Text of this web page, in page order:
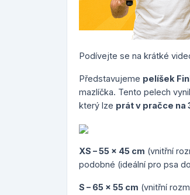
Podívejte se na krátké
Představujeme pelíšek
mazlíčka. Tento pelech
který lze prát v pračce na
XS – 55 x 45 cm (vnitřní
podobné (ideální pro psa
S – 65 x 55 cm (vnitřní